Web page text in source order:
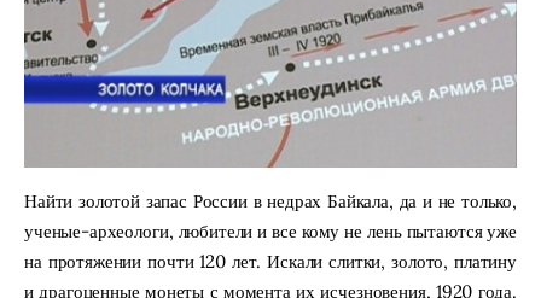
Найти золотой запас России в недрах Байкала, да и не только,
ученые-археологи, любители и все кому не лень пытаются уже
на протяжении почти 120 лет. Искали слитки, золото, платину
и драгоценные монеты с момента их исчезновения, 1920 года.